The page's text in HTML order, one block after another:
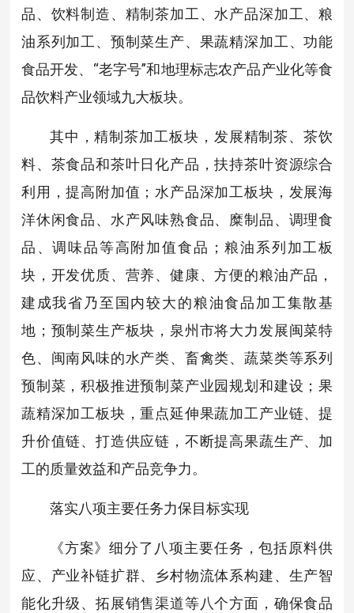
品、饮料制造、精制茶加工、水产品深加工、粮
油系列加工、预制菜生产、果蔬精深加工、功能
食品开发、“老字号”和地理标志农产品产业化等食
品饮料产业领域九大板块。
其中，精制茶加工板块，发展精制茶、茶饮
料、茶食品和茶叶日化产品，扶持茶叶资源综合
利用，提高附加值；水产品深加工板块，发展海
洋休闲食品、水产风味熟食品、糜制品、调理食
品、调味品等高附加值食品；粮油系列加工板
块，开发优质、营养、健康、方便的粮油产品，
建成我省乃至国内较大的粮油食品加工集散基
地；预制菜生产板块，泉州市将大力发展闽菜特
色、闽南风味的水产类、畜禽类、蔬菜类等系列
预制菜，积极推进预制菜产业园规划和建设；果
蔬精深加工板块，重点延伸果蔬加工产业链、提
升价值链、打造供应链，不断提高果蔬生产、加
工的质量效益和产品竞争力。
落实八项主要任务力保目标实现
《方案》细分了八项主要任务，包括原料供
应、产业补链扩群、乡村物流体系构建、生产智
能化升级、拓展销售渠道等八个方面，确保食品